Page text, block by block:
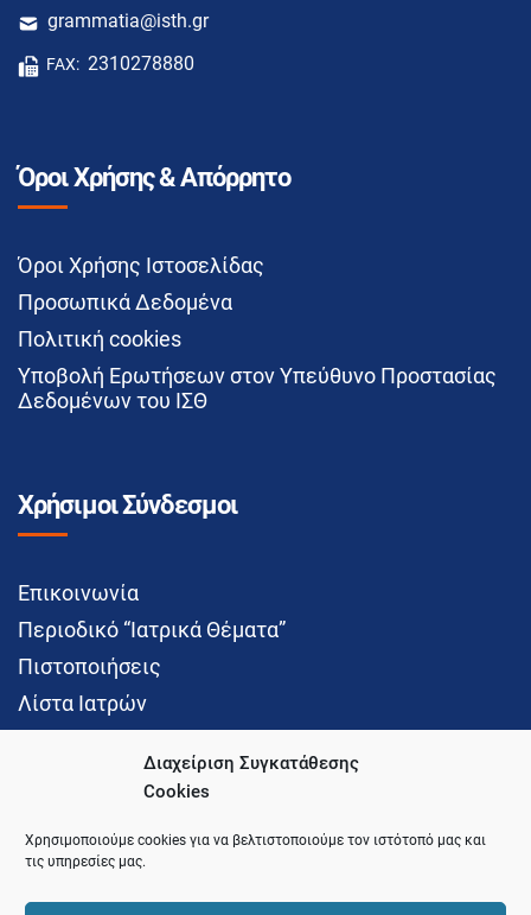
Διαχείριση Συγκατάθεσης
Cookies
Χρησιμοποιούμε cookies για να βελτιστοποιούμε τον ιστότοπό μας και
τις υπηρεσίες μας.
grammatia@isth.gr
FAX: 2310278880
Όροι Χρήσης & Απόρρητο
Όροι Χρήσης Ιστοσελίδας
Προσωπικά Δεδομένα
Πολιτική cookies
Υποβολή Ερωτήσεων στον Υπεύθυνο Προστασίας
Δεδομένων του ΙΣΘ
Χρήσιμοι Σύνδεσμοι
Επικοινωνία
Περιοδικό “Ιατρικά Θέματα”
Πιστοποιήσεις
Λίστα Ιατρών
Social Media